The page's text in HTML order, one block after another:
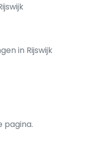
in Rijswijk
pagina.